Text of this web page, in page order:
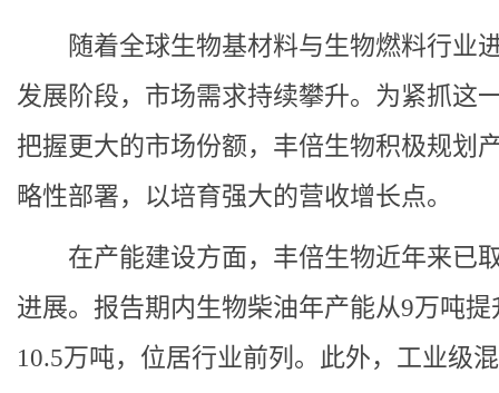
随着全球生物基材料与生物燃料行业
发展阶段，市场需求持续攀升。为紧抓这
把握更大的市场份额，丰倍生物积极规划
略性部署，以培育强大的营收增长点。
在产能建设方面，丰倍生物近年来已
进展。报告期内生物柴油年产能从9万吨提
10.5万吨，位居行业前列。此外，工业级